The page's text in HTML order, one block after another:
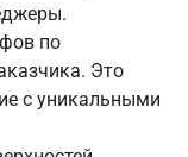
по
Это
с уникальными